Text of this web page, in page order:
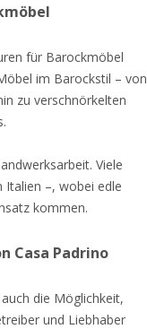
für Barockmöbel
im Barockstil – von
zu verschnörkelten
Viele
Italien –, wobei edle
kommen.
Casa Padrino
die Möglichkeit,
und Liebhaber